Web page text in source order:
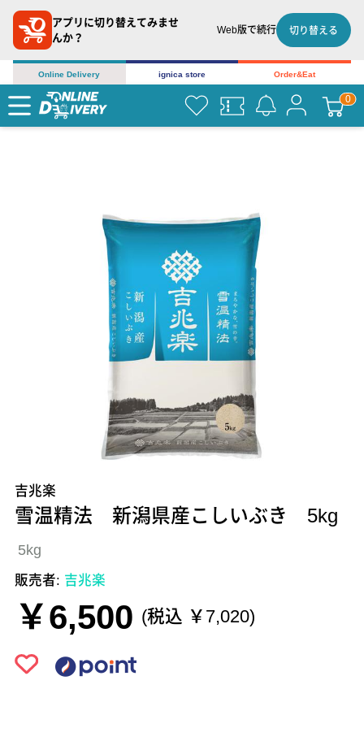
アプリに切り替えてみませ
んか？
Web版で続行 切り替える
Online Delivery ignica store Order&Eat
吉兆楽
雪温精法 新潟県産こしいぶき 5kg
5kg
販売者: 吉兆楽
￥6,500 (税込 ￥7,020)